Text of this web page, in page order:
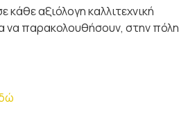
αξιόλογη καλλιτεχνική
να παρακολουθήσουν, στην πόλη